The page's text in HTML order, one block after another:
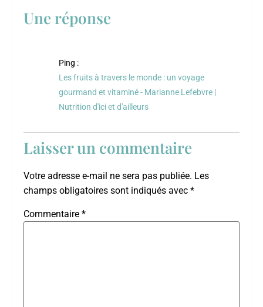
Une réponse
Ping :
Les fruits à travers le monde : un voyage
gourmand et vitaminé - Marianne Lefebvre |
Nutrition d'ici et d'ailleurs
Laisser un commentaire
Votre adresse e-mail ne sera pas publiée. Les
champs obligatoires sont indiqués avec *
Commentaire *